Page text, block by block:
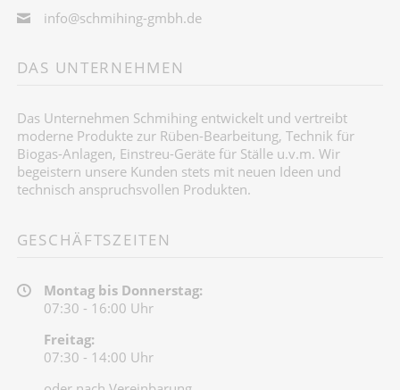
info@schmihing-gmbh.de
DAS UNTERNEHMEN
Das Unternehmen Schmihing entwickelt und vertreibt
moderne Produkte zur Rüben-Bearbeitung, Technik für
Biogas-Anlagen, Einstreu-Geräte für Ställe u.v.m. Wir
begeistern unsere Kunden stets mit neuen Ideen und
technisch anspruchsvollen Produkten.
GESCHÄFTSZEITEN
Montag bis Donnerstag:
07:30 - 16:00 Uhr
Freitag:
07:30 - 14:00 Uhr